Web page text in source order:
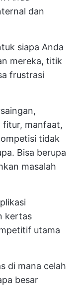
dan
siapa Anda
mereka, titik
frustrasi
fitur, manfaat,
tidak
Bisa berupa
masalah
kertas
utama
di mana celah
besar